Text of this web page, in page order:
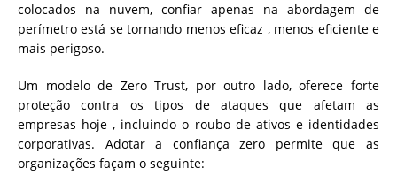
colocados na nuvem, confiar apenas na abordagem de
perímetro está se tornando menos eficaz , menos eficiente e
mais perigoso.
Um modelo de Zero Trust, por outro lado, oferece forte
proteção contra os tipos de ataques que afetam as
empresas hoje , incluindo o roubo de ativos e identidades
corporativas. Adotar a confiança zero permite que as
organizações façam o seguinte: